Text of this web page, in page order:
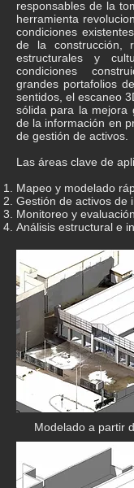
responsables de la
herramienta
condiciones
de la construcción,
estructurales y
condiciones
grandes portafolios
sentidos, el escaneo
sólida para la mejora
de la información en
de gestión de activos.
Las áreas clave de
Mapeo y modelado
Gestión de activos de
Monitoreo y
Análisis estructural e
Modelado a partir